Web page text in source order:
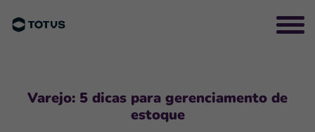
Varejo: 5 dicas para gerenciamento de
estoque